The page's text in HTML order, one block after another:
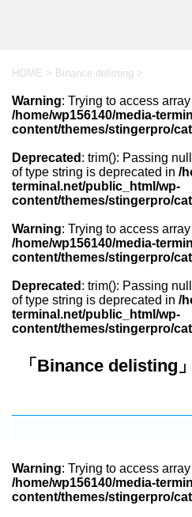
HOME > Binance delisting >
Warning: Trying to access
/home/wp156140/media-
content/themes/stingerpro/
Deprecated : trim(): Passing
of type string is deprecated in /
terminal.net/public_html/wp-
content/themes/stingerpro/
Warning: Trying to access
/home/wp156140/media-
content/themes/stingerpro/
Deprecated : trim(): Passing
of type string is deprecated in /
terminal.net/public_html/wp-
content/themes/stingerpro/
「Binance delisting
Warning: Trying to access
/home/wp156140/media-
content/themes/stingerpro/